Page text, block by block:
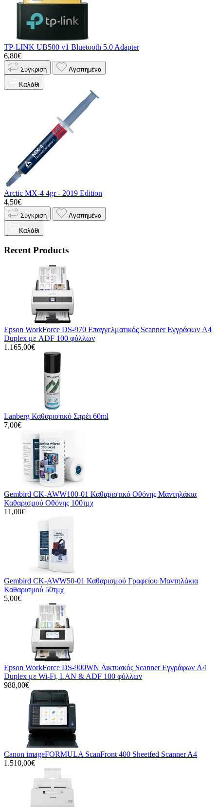
TP-LINK UB500 v1 Bluetooth 5.0 Adapter
6,80€
Σύγκριση Αγαπημένα
Καλάθι
Arctic MX-4 4gr - 2019 Edition
4,50€
Σύγκριση Αγαπημένα
Καλάθι
Recent Products
Epson WorkForce DS-970 Επαγγελματικός Scanner Εγγράφων A4
Duplex με ADF 100 φύλλων
1.165,00€
Lanberg Καθαριστικό Σπρέι 60ml
7,00€
Gembird CK-AWW100-01 Καθαριστικό Οθόνης Μαντηλάκια
Καθαρισμού Οθόνης 100τμχ
11,00€
Gembird CK-AWW50-01 Καθαρισμού Γραφείου Μαντηλάκια
Καθαρισμού 50τμχ
5,00€
Epson WorkForce DS-900WN Δικτυακός Scanner Εγγράφων A4
Duplex με Wi-Fi, LAN & ADF 100 φύλλων
988,00€
Canon imageFORMULA ScanFront 400 Sheetfed Scanner A4
1.510,00€